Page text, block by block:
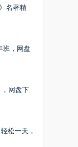
名著精
班，网盘
网盘下
松一天，